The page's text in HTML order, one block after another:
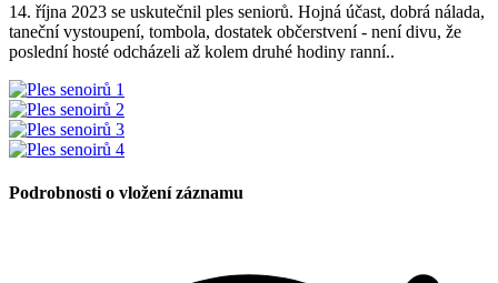
14. října 2023 se uskutečnil ples seniorů. Hojná účast, dobrá nálada,
taneční vystoupení, tombola, dostatek občerstvení - není divu, že
poslední hosté odcházeli až kolem druhé hodiny ranní..
Podrobnosti o vložení záznamu